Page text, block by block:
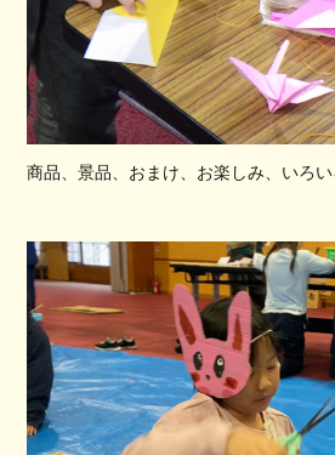
商品、景品、おまけ、お楽しみ、いろい